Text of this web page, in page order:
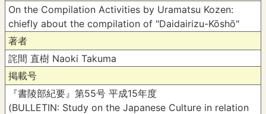
On the Compilation Activities by Uramatsu Kozen:
chiefly about the compilation of "Daidairizu-Kōshō"
著者
詫間 直樹 Naoki Takuma
掲載号
『書陵部紀要』第55号 平成15年度
(BULLETIN: Study on the Japanese Culture in relation